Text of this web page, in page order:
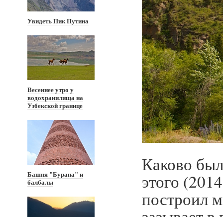
Увидеть Пик Путина
Весеннее утро у
водохранилища на
Узбекской границе
Башня "Бурана" и
балбалы
Каково
этого
построил